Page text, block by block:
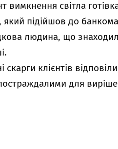
вимкнення світла
який підійшов до
людина, що
клієнтів
для